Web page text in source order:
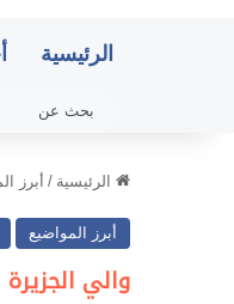
الرئيسية
الرئيسية / أبرز
أبرز المواضيع
والي